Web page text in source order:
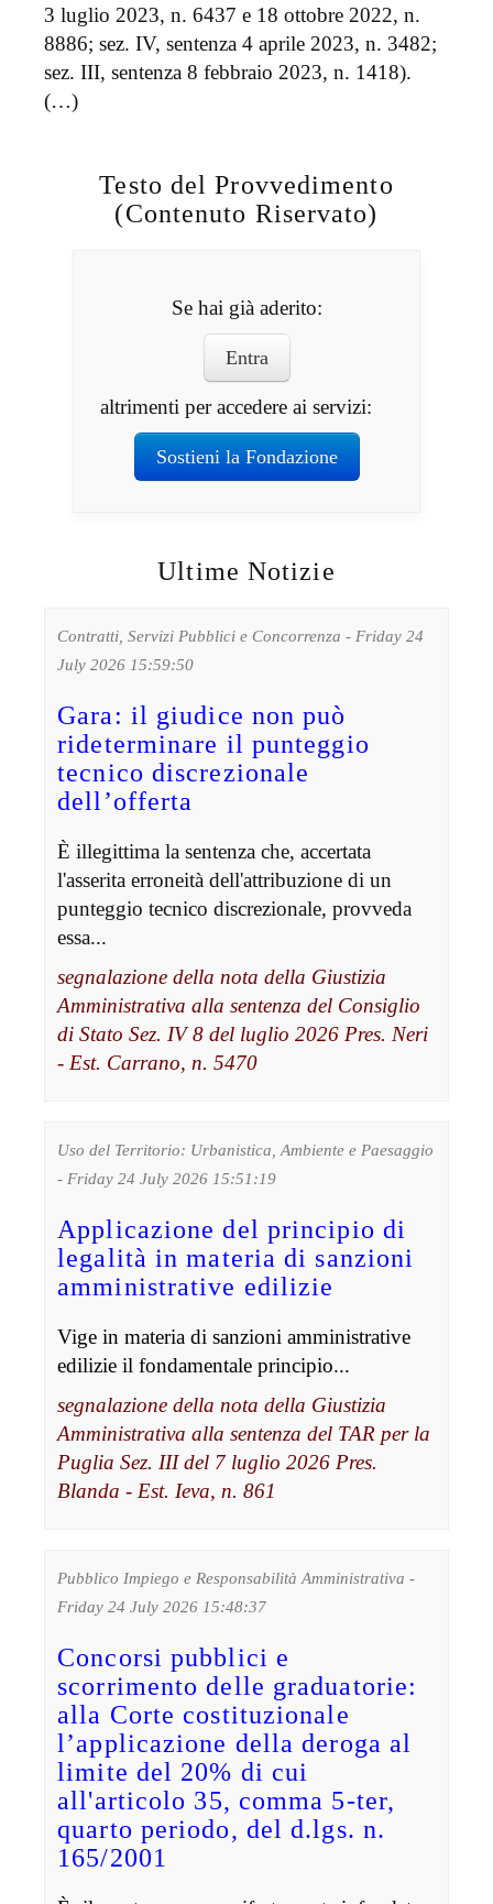
3 luglio 2023, n. 6437 e 18 ottobre 2022, n.
8886; sez. IV, sentenza 4 aprile 2023, n. 3482;
sez. III, sentenza 8 febbraio 2023, n. 1418).
(…)
Testo del Provvedimento
(Contenuto Riservato)
Se hai già aderito:
Entra
altrimenti per accedere ai servizi:
Sostieni la Fondazione
Ultime Notizie
Contratti, Servizi Pubblici e Concorrenza - Friday 24
July 2026 15:59:50
Gara: il giudice non può
rideterminare il punteggio
tecnico discrezionale
dell’offerta
È illegittima la sentenza che, accertata
l'asserita erroneità dell'attribuzione di un
punteggio tecnico discrezionale, provveda
essa...
segnalazione della nota della Giustizia
Amministrativa alla sentenza del Consiglio
di Stato Sez. IV 8 del luglio 2026 Pres. Neri
- Est. Carrano, n. 5470
Uso del Territorio: Urbanistica, Ambiente e Paesaggio
- Friday 24 July 2026 15:51:19
Applicazione del principio di
legalità in materia di sanzioni
amministrative edilizie
Vige in materia di sanzioni amministrative
edilizie il fondamentale principio...
segnalazione della nota della Giustizia
Amministrativa alla sentenza del TAR per la
Puglia Sez. III del 7 luglio 2026 Pres.
Blanda - Est. Ieva, n. 861
Pubblico Impiego e Responsabilità Amministrativa -
Friday 24 July 2026 15:48:37
Concorsi pubblici e
scorrimento delle graduatorie:
alla Corte costituzionale
l’applicazione della deroga al
limite del 20% di cui
all'articolo 35, comma 5-ter,
quarto periodo, del d.lgs. n.
165/2001